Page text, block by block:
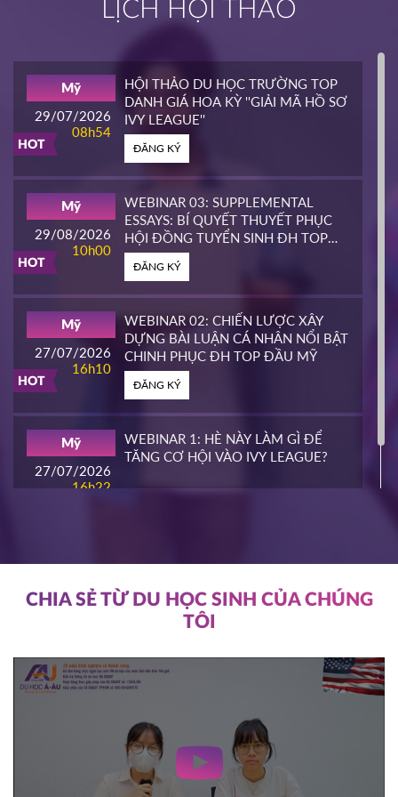
14h00
ĐĂNG KÝ
10h00
CALIFORNIA STATE UNIVERSITY,
ĐĂNG KÝ
14h00
PIERCE COLLEGE
ĐĂNG KÝ
16h00
WHATCOM COMMUNITY COLLEGE
ĐĂNG KÝ
HOT
10/03/2026
14h00
SOUTHEAST MISSOURI STATE
ĐĂNG KÝ
WRIGHT STATE UNIVERISTY
LỊCH HỘI THẢO
HOT
29/07/2026
08h54
Mỹ
HỘI THẢO DU HỌC TRƯỜNG TOP
DANH GIÁ HOA KỲ ''GIẢI MÃ HỒ SƠ
IVY LEAGUE''
ĐĂNG KÝ
HOT
29/08/2026
10h00
Mỹ
WEBINAR 03: SUPPLEMENTAL
ESSAYS: BÍ QUYẾT THUYẾT PHỤC
HỘI ĐỒNG TUYỂN SINH ĐH TOP
ĐẦU MỸ
ĐĂNG KÝ
HOT
27/07/2026
16h10
Mỹ
WEBINAR 02: CHIẾN LƯỢC XÂY
DỰNG BÀI LUẬN CÁ NHÂN NỔI BẬT
CHINH PHỤC ĐH TOP ĐẦU MỸ
ĐĂNG KÝ
27/07/2026
16h22
Mỹ
WEBINAR 1: HÈ NÀY LÀM GÌ ĐỂ
TĂNG CƠ HỘI VÀO IVY LEAGUE?
CHIA SẺ TỪ DU HỌC SINH CỦA CHÚNG
TÔI